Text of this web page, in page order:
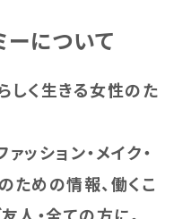
ーについて
しく生きる女性のた
ッション・メイク・
ための情報、働くこ
人・全ての方に。